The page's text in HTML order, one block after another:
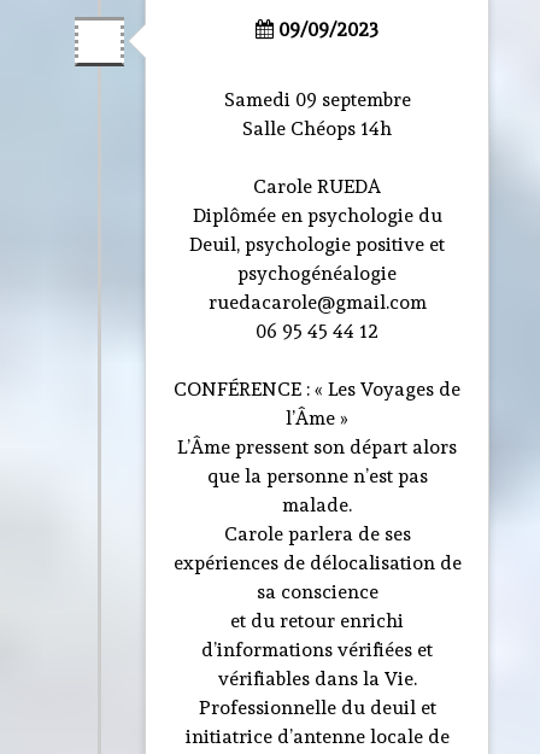
09/09/2023
Samedi 09 septembre
Salle Chéops 14h
Carole RUEDA
Diplômée en psychologie du
Deuil, psychologie positive et
psychogénéalogie
ruedacarole@gmail.com
06 95 45 44 12
CONFÉRENCE : « Les Voyages de
l’Âme »
L’Âme pressent son départ alors
que la personne n’est pas
malade.
Carole parlera de ses
expériences de délocalisation de
sa conscience
et du retour enrichi
d’informations vérifiées et
vérifiables dans la Vie.
Professionnelle du deuil et
initiatrice d’antenne locale de